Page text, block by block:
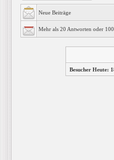
Neue Beiträge
Mehr als 20 Antworten oder
Besucher Heute: